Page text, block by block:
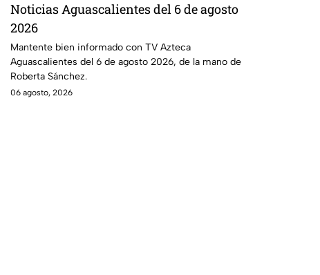
Noticias Aguascalientes del 6 de agosto
2026
Mantente bien informado con TV Azteca
Aguascalientes del 6 de agosto 2026, de la mano de
Roberta Sánchez.
06 agosto, 2026